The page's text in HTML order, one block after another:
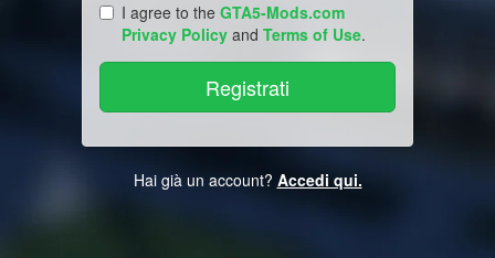
I agree to the GTA5-Mods.com
Privacy Policy and Terms of Use.
Hai già un account? Accedi qui.